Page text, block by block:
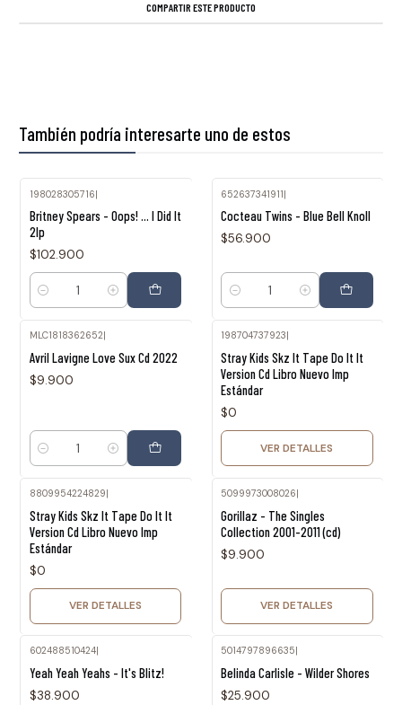
COMPARTIR ESTE PRODUCTO
También podría interesarte uno de estos
198028305716|
Britney Spears - Oops! ... I Did It
2lp
$102.900
Cantidad
652637341911|
Cocteau Twins - Blue Bell Knoll
$56.900
Cantidad
MLC1818362652|
Avril Lavigne Love Sux Cd 2022
$9.900
Cantidad
198704737923
Stray Kids Skz It Tape Do It It
Version Cd Libro Nuevo Imp
Estándar
$0
VER DETALLES
8809954224829|
Stray Kids Skz It Tape Do It It
Version Cd Libro Nuevo Imp
Estándar
$0
VER DETALLES
5099973008026|
Gorillaz - The Singles
Collection 2001-2011 (cd)
$9.900
VER DETALLES
602488510424|
Yeah Yeah Yeahs - It's Blitz!
$38.900
5014797896635
Belinda Carlisle - Wilder Shores
$25.900